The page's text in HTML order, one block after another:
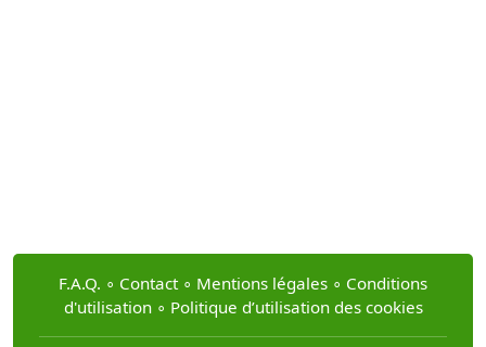
F.A.Q. ∘ Contact ∘ Mentions légales ∘ Conditions
d'utilisation∘ Politique d’utilisation des cookies